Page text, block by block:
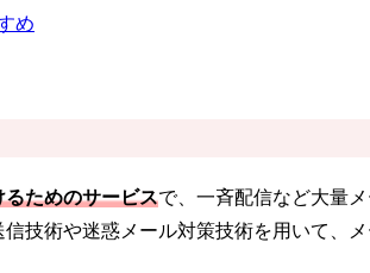
め
ためのサービスで、一斉配信など大量
技術や迷惑メール対策技術を用いて、